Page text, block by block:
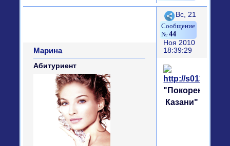
Поделиться
44
Вс, 21
Ноя 2010
18:39:29
Марина
Абитуриент
"Покорение
Казани"